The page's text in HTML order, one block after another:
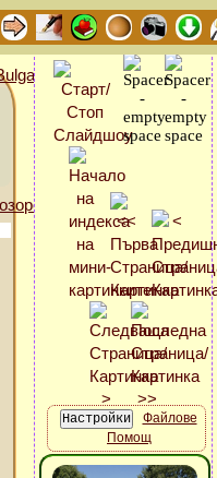
Файлове
Помощ